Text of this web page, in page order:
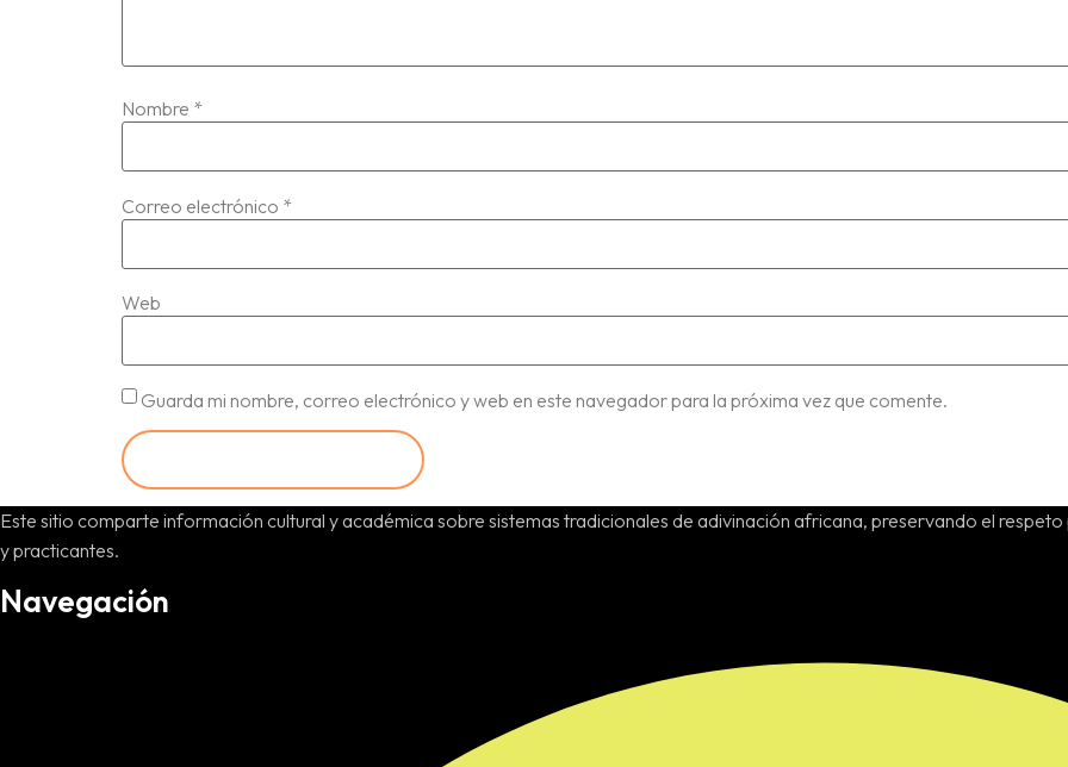
Nombre *
Correo electrónico *
Web
Guarda mi nombre, correo electrónico y web en este navegador para la próxima vez que comente.
Este sitio comparte información cultural y académica sobre sistemas tradicionales de adivinación africana, preservando el respeto
y practicantes.
Navegación